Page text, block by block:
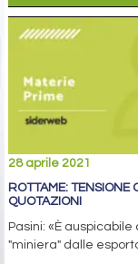
28 aprile 2021
ROTTAME: TENSIONE
QUOTAZIONI
Pasini: «È
"miniera" dalle